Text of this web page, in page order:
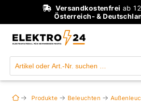
Versandkostenfrei ab
Österreich- &
Produkte Beleuchten